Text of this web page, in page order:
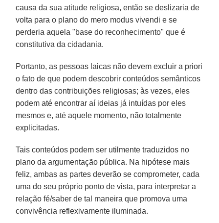
causa da sua atitude religiosa, então se deslizaria de
volta para o plano do mero modus vivendi e se
perderia aquela "base do reconhecimento" que é
constitutiva da cidadania.
Portanto, as pessoas laicas não devem excluir a priori
o fato de que podem descobrir conteúdos semânticos
dentro das contribuições religiosas; às vezes, eles
podem até encontrar aí ideias já intuídas por eles
mesmos e, até aquele momento, não totalmente
explicitadas.
Tais conteúdos podem ser utilmente traduzidos no
plano da argumentação pública. Na hipótese mais
feliz, ambas as partes deverão se comprometer, cada
uma do seu próprio ponto de vista, para interpretar a
relação fé/saber de tal maneira que promova uma
convivência reflexivamente iluminada.